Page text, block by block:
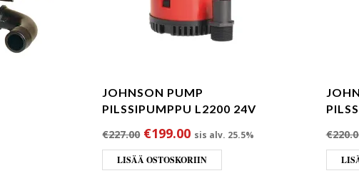
JOHNSON PUMP
PILSSIPUMPPU L2200 24V
€227.00 Alkuperäinen hinta oli: €227.00.
€199.00Nykyinen hinta on:
sis alv. 25.5%
LISÄÄ OSTOSKORIIN
€